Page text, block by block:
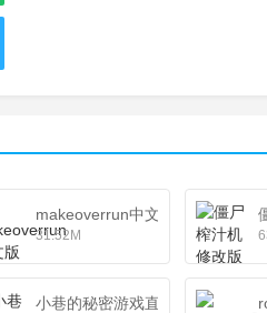
makeoverrun中文版
31.52M
小巷的秘密游戏直装版